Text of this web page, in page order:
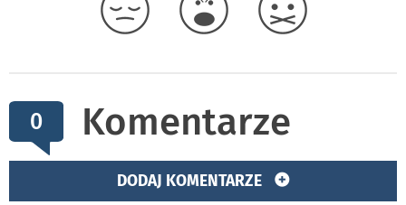
0 Komentarze
DODAJ KOMENTARZE